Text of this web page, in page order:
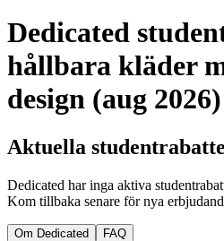
Dedicated
hållbara kläder
design (aug 2026)
Aktuella
Dedicated har inga aktiva
Kom tillbaka senare för nya
Om Dedicated FAQ